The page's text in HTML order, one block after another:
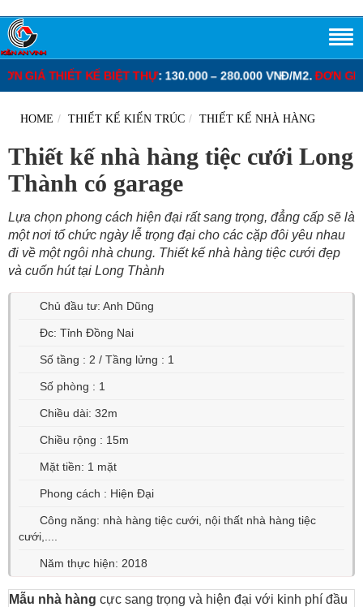
KẾ BIỆT THỰ: 130.000 – 280.000 VNĐ/M2.ĐƠN GIÁ XÂY DỰNG
HOME THIẾT KẾ KIẾN TRÚC THIẾT KẾ NHÀ HÀNG
Thiết kế nhà hàng tiệc cưới Long
Thành có garage
Lựa chọn phong cách hiện đại rất sang trọng, đẳng cấp sẽ là
một nơi tổ chức ngày lễ trọng đại cho các cặp đôi yêu nhau
đi về một ngôi nhà chung. Thiết kế nhà hàng tiệc cưới đẹp
và cuốn hút tại Long Thành
Chủ đầu tư: Anh Dũng
Đc: Tỉnh Đồng Nai
Số tầng : 2 / Tầng lửng : 1
Số phòng : 1
Chiều dài: 32m
Chiều rộng : 15m
Mặt tiền: 1 mặt
Phong cách : Hiện Đại
Công năng: nhà hàng tiệc cưới, nội thất nhà hàng tiệc
cưới,....
Năm thực hiện: 2018
Mẫu nhà hàng cực sang trọng và hiện đại với kinh phí đầu